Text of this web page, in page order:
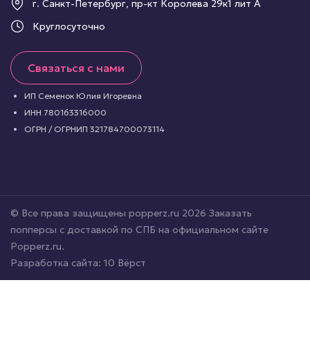
г. Санкт-Петербург, пр-кт Королева 29к1 лит А
Круглосуточно
Связаться с нами
ИП Семенок Юлия Игоревна
ИНН 780163316000
ОГРН / ОГРНИП 321784700073114
© Все права защищены popperz.ru 2026 Заказать
попперсы с доставкой по СПБ на официальном сайте
Popperz.ru.
Разработка сайта: 10 Вёрст